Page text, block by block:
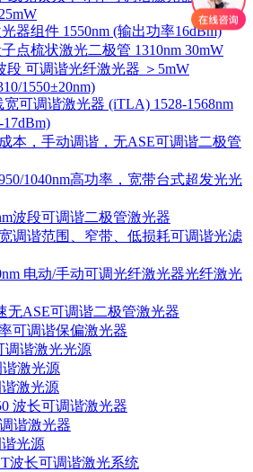
器组件 1550nm (输出功率16dBm)
点梳状激光二极管 1310nm 30mW
段 可调谐光纤激光器 ＞5mW
1550±20nm)
宽可调谐激光器 (iTLA) 1528-1568nm
本，手动调谐，无ASE可调谐二极管
1040nm高功率，宽带台式超发光光
波段可调谐二极管激光器
调谐范围、窄带、低损耗可调谐光滤
电动/手动可调光纤激光器光纤激光
无ASE可调谐二极管激光器
可调谐保偏激光器
调谐激光光源
谐激光源
激光源
波长可调谐激光器
谐激光器
光源
波长可调谐激光系统